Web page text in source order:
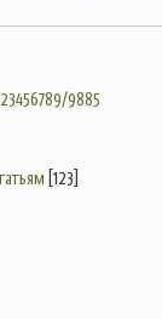
9885
[123]